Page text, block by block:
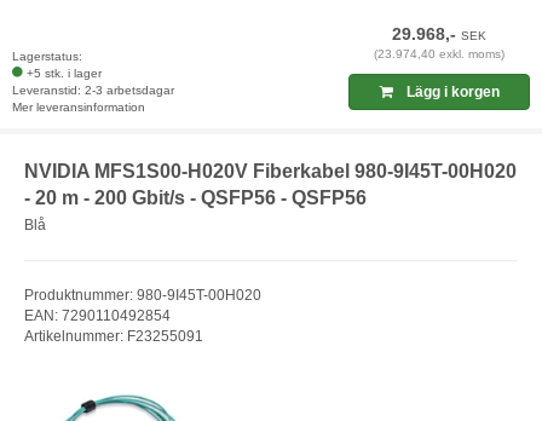
Lagerstatus:
+5 stk. i lager
Leveranstid: 2-3 arbetsdagar
Mer leveransinformation
29.968,-SEK
(23.974,40 exkl. moms)
Lägg i korgen
NVIDIA MFS1S00-H020V Fiberkabel 980-9I45T-00H020
- 20 m - 200 Gbit/s - QSFP56 - QSFP56
Blå
Produktnummer: 980-9I45T-00H020
EAN: 7290110492854
Artikelnummer: F23255091